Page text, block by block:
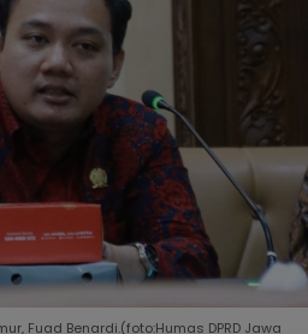
Fuad Benardi.(foto:Humas DPRD Jawa